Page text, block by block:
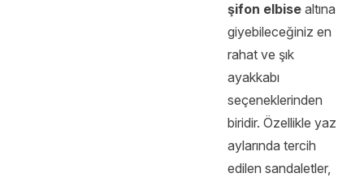
şifon elbise altına
giyebileceğiniz en
rahat ve şık
ayakkabı
seçeneklerinden
biridir. Özellikle yaz
aylarında tercih
edilen sandaletler,